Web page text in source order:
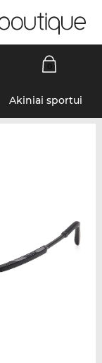
Akiniai sportui